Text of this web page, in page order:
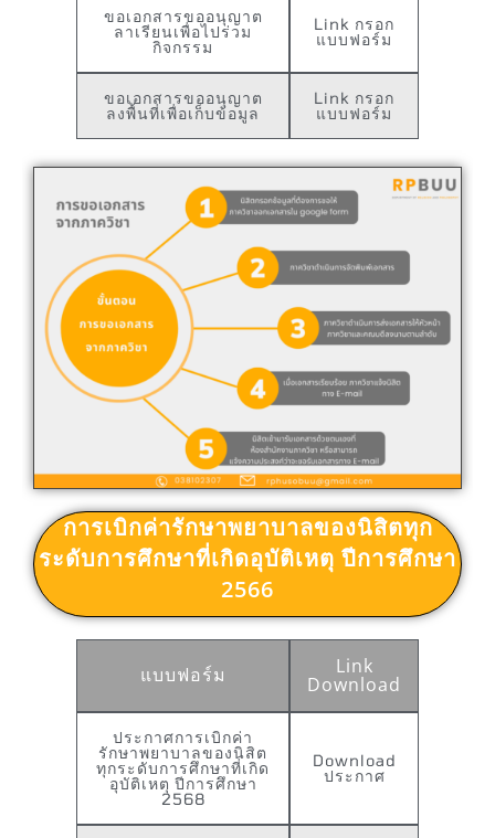
ขอเอกสารขออนุญาต
ลาเรียนเพื่อไปร่วม
กิจกรรม
Link กรอก
แบบฟอร์ม
ขอเอกสารขออนุญาต
ลงพื้นที่เพื่อเก็บข้อมูล
Link กรอก
แบบฟอร์ม
การเบิกค่ารักษาพยาบาลของนิสิตทุก
ระดับการศึกษาที่เกิดอุบัติเหตุ ปีการศึกษา
2566
แบบฟอร์ม Link
Download
ประกาศการเบิกค่า
รักษาพยาบาลของนิสิต
ทุกระดับการศึกษาที่เกิด
อุบัติเหตุ ปีการศึกษา
2568
Download
ประกาศ